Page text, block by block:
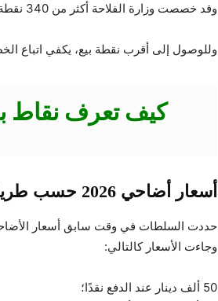
وقد خصصت وزارة الفلاحة أكثر من 340 نقطة بيع موزعة عبر الجزائر.
وللوصول إلى أقرب نقطة بيع، يكفي اتباع
أسعار أضاحي 2026 حسب طريقة الدفع
حددت السلطات في وقت سابق أسعار
وجاءت الأسعار كالتالي:
50 ألف دينار عند الدفع نقدًا؛